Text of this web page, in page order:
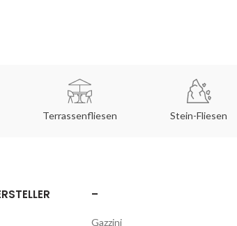
Terrassenfliesen Stein-Fliesen
–
Gazzini